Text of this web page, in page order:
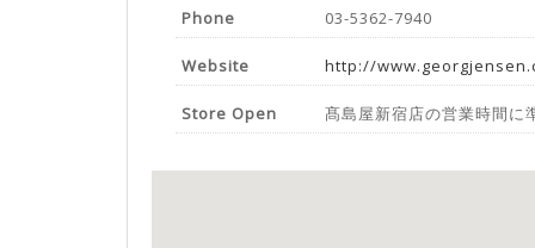
Phone 03-5362-7940
Website http://
Store Open 髙島屋新宿店の営業時間に